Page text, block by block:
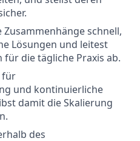
schnell,
Lösungen und leitest
die tägliche Praxis ab.
für
und kontinuierliche
damit die Skalierung
des